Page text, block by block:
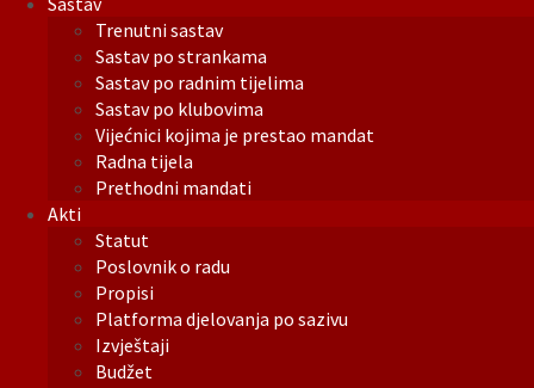
Trenutni sastav
Sastav po strankama
Sastav po radnim tijelima
Sastav po klubovima
Vijećnici kojima je prestao mandat
Radna tijela
Prethodni mandati
Akti
Statut
Poslovnik o radu
Propisi
Platforma djelovanja po sazivu
Izvještaji
Budžet